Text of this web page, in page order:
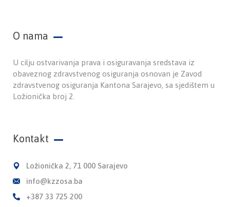
O nama
U cilju ostvarivanja prava i osiguravanja sredstava iz
obaveznog zdravstvenog osiguranja osnovan je Zavod
zdravstvenog osiguranja Kantona Sarajevo, sa sjedištem u
Ložionička broj 2.
Kontakt
Ložionička 2, 71 000 Sarajevo
info@kzzosa.ba
+387 33 725 200